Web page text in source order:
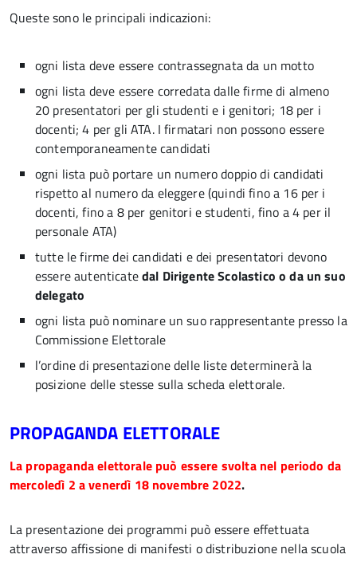
Queste sono le principali indicazioni:
ogni lista deve essere contrassegnata da un motto
ogni lista deve essere corredata dalle firme di almeno
20 presentatori per gli studenti e i genitori; 18 per i
docenti; 4 per gli ATA. I firmatari non possono essere
contemporaneamente candidati
ogni lista può portare un numero doppio di candidati
rispetto al numero da eleggere (quindi fino a 16 per i
docenti, fino a 8 per genitori e studenti, fino a 4 per il
personale ATA)
tutte le firme dei candidati e dei presentatori devono
essere autenticatedal Dirigente Scolastico o da un suo
delegato
ogni lista può nominare un suo rappresentante presso la
Commissione Elettorale
l’ordine di presentazione delle liste determinerà la
posizione delle stesse sulla scheda elettorale.
PROPAGANDA ELETTORALE
La propaganda elettorale può essere svolta nel periodo da
mercoledì 2 a venerdì 18 novembre 2022.
La presentazione dei programmi può essere effettuata
attraverso affissione di manifesti o distribuzione nella scuola